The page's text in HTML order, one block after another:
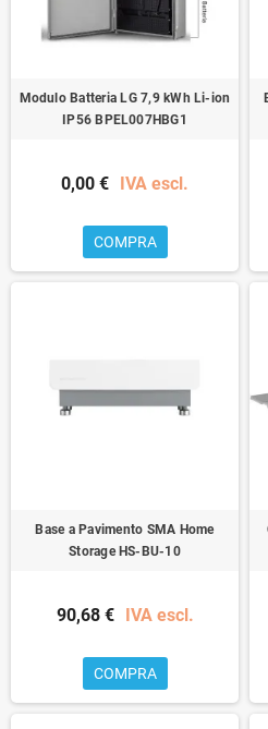
Modulo Batteria LG 7,9 kWh Li-ion
IP56 BPEL007HBG1
0,00 € IVA escl.
COMPRA
Base a Pavimento SMA Home
Storage HS-BU-10
90,68 € IVA escl.
COMPRA